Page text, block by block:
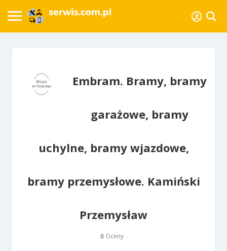
Embram. Bramy, bramy
garażowe, bramy
uchylne, bramy wjazdowe,
bramy przemysłowe. Kamiński
Przemysław
0 Oceny